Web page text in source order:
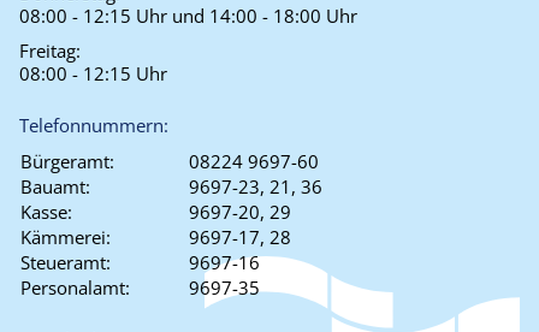
08:00 - 12:15 Uhr und 14:00 - 18:00 Uhr
Freitag:
08:00 - 12:15 Uhr
Telefonnummern:
Bürgeramt:
08224 9697-60
Bauamt:
9697-23, 21, 36
Kasse:
9697-20, 29
Kämmerei:
9697-17, 28
Steueramt:
9697-16
Personalamt:
9697-35